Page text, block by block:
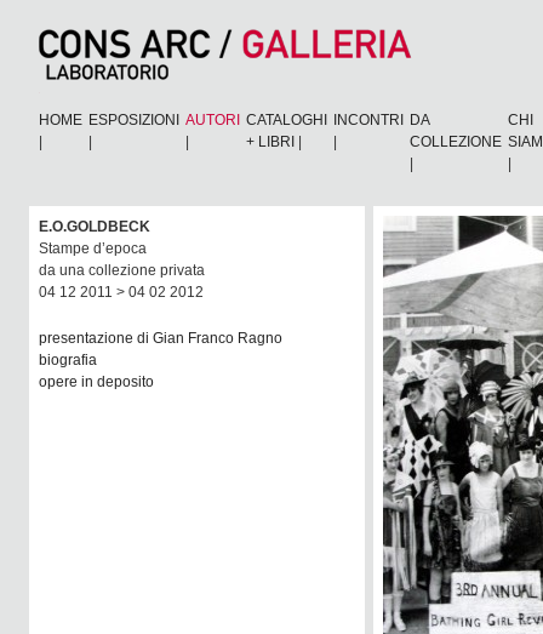
HOME ESPOSIZIONI
AUTORI
CATALOGHI
+ LIBRI
INCONTRI
DA
COLLEZIONE
CHI
E.O.GOLDBECK
Stampe d’epoca
da una collezione privata
04 12 2011 > 04 02 2012
presentazione di Gian Franco Ragno
biografia
opere in deposito